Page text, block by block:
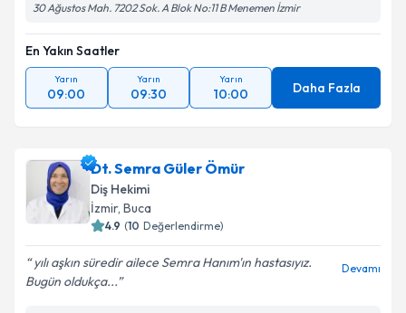
30 Ağustos Mah. 7202 Sok. A Blok No:11 B Menemen İzmir
En Yakın Saatler
Yarın
09:00
Yarın
09:30
Yarın
10:00 Daha Fazla
Dt. Semra Güler Ömür
Diş Hekimi
İzmir, Buca
4.9 (10 Değerlendirme)
yılı aşkın süredir ailece Semra Hanım'ın hastasıyız.
Bugün oldukça...
Devamı